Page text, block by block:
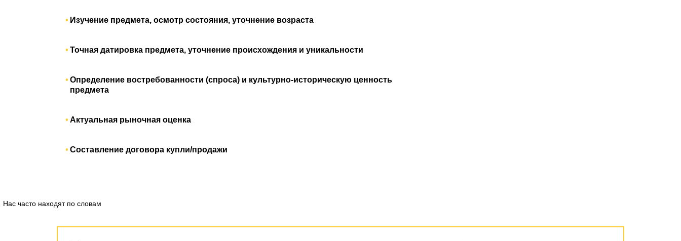
Изучение предмета, осмотр состояния, уточнение возраста
Точная датировка предмета, уточнение происхождения и уникальности
Определение востребованности (спроса) и культурно-историческую ценность
предмета
Актуальная рыночная оценка
Составление договора купли/продажи
Нас часто находят по словам